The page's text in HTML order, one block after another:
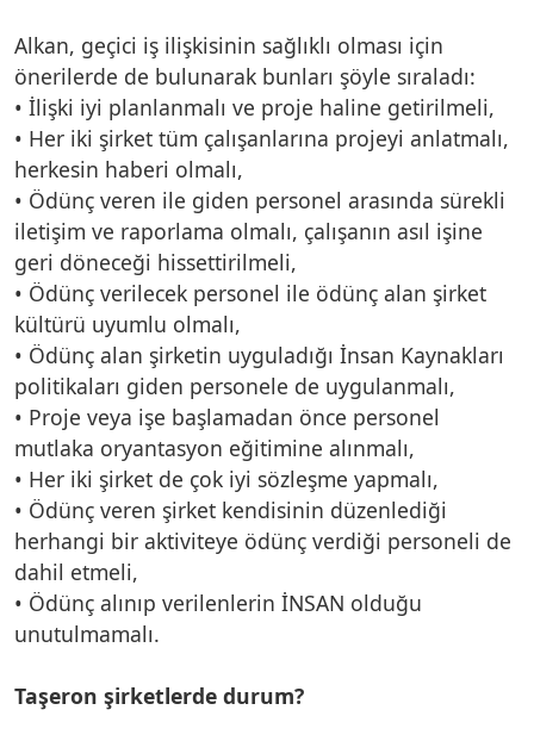
Alkan, geçici iş ilişkisinin sağlıklı olması için
önerilerde de bulunarak bunları şöyle sıraladı:
• İlişki iyi planlanmalı ve proje haline getirilmeli,
• Her iki şirket tüm çalışanlarına projeyi anlatmalı,
herkesin haberi olmalı,
• Ödünç veren ile giden personel arasında sürekli
iletişim ve raporlama olmalı, çalışanın asıl işine
geri döneceği hissettirilmeli,
• Ödünç verilecek personel ile ödünç alan şirket
kültürü uyumlu olmalı,
• Ödünç alan şirketin uyguladığı İnsan Kaynakları
politikaları giden personele de uygulanmalı,
• Proje veya işe başlamadan önce personel
mutlaka oryantasyon eğitimine alınmalı,
• Her iki şirket de çok iyi sözleşme yapmalı,
• Ödünç veren şirket kendisinin düzenlediği
herhangi bir aktiviteye ödünç verdiği personeli de
dahil etmeli,
• Ödünç alınıp verilenlerin İNSAN olduğu
unutulmamalı.
Taşeron şirketlerde durum?